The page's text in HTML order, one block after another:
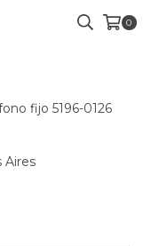
0
fijo 5196-0126
Aires